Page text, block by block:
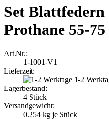
Set
Prothane 55-75
Art.Nr.:
1-1001-V1
Lieferzeit:
1-2
Lagerbestand:
4 Stück
Versandgewicht:
0.254 kg je Stück